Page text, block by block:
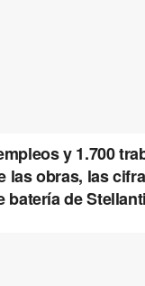
y 1.700
las obras, las
batería de